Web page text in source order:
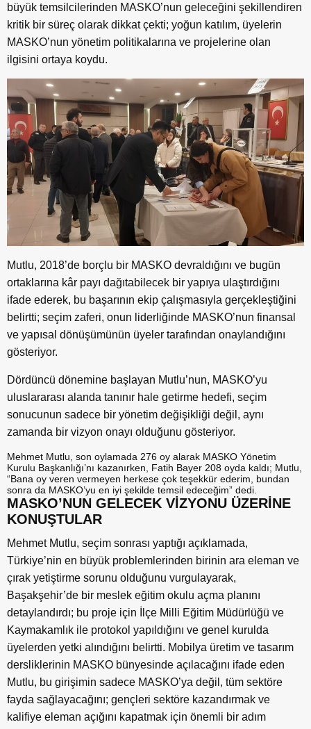
büyük temsilcilerinden MASKO’nun geleceğini şekillendiren
kritik bir süreç olarak dikkat çekti; yoğun katılım, üyelerin
MASKO’nun yönetim politikalarına ve projelerine olan
ilgisini ortaya koydu.
Mutlu, 2018’de borçlu bir MASKO devraldığını ve bugün
ortaklarına kâr payı dağıtabilecek bir yapıya ulaştırdığını
ifade ederek, bu başarının ekip çalışmasıyla gerçekleştiğini
belirtti; seçim zaferi, onun liderliğinde MASKO’nun finansal
ve yapısal dönüşümünün üyeler tarafından onaylandığını
gösteriyor.
Dördüncü dönemine başlayan Mutlu’nun, MASKO’yu
uluslararası alanda tanınır hale getirme hedefi, seçim
sonucunun sadece bir yönetim değişikliği değil, aynı
zamanda bir vizyon onayı olduğunu gösteriyor.
Mehmet Mutlu, son oylamada 276 oy alarak MASKO Yönetim
Kurulu Başkanlığı’nı kazanırken, Fatih Bayer 208 oyda kaldı; Mutlu,
“Bana oy veren vermeyen herkese çok teşekkür ederim, bundan
sonra da MASKO’yu en iyi şekilde temsil edeceğim” dedi.
MASKO’NUN GELECEK VİZYONU ÜZERİNE
KONUŞTULAR
Mehmet Mutlu, seçim sonrası yaptığı açıklamada,
Türkiye’nin en büyük problemlerinden birinin ara eleman ve
çırak yetiştirme sorunu olduğunu vurgulayarak,
Başakşehir’de bir meslek eğitim okulu açma planını
detaylandırdı; bu proje için İlçe Milli Eğitim Müdürlüğü ve
Kaymakamlık ile protokol yapıldığını ve genel kurulda
üyelerden yetki alındığını belirtti. Mobilya üretim ve tasarım
dersliklerinin MASKO bünyesinde açılacağını ifade eden
Mutlu, bu girişimin sadece MASKO’ya değil, tüm sektöre
fayda sağlayacağını; gençleri sektöre kazandırmak ve
kalifiye eleman açığını kapatmak için önemli bir adım